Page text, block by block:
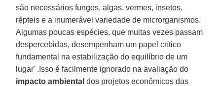
são necessários fungos, algas, vermes, insetos,
répteis e a inumerável variedade de microrganismos.
Algumas poucas espécies, que muitas vezes passam
despercebidas, desempenham um papel crítico
fundamental na estabilização do equilíbrio de um
lugar' .Isso é facilmente ignorado na avaliação do
impacto ambiental dos projetos econômicos das